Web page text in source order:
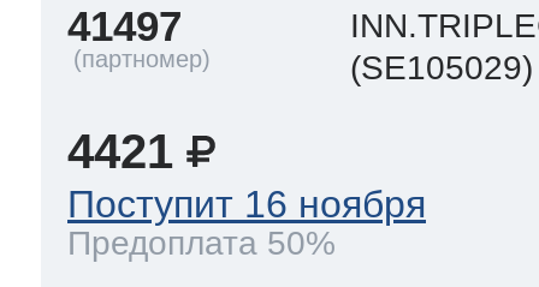
41497
(SE105029)
4421
Поступит 16 ноября
Предоплата 50%